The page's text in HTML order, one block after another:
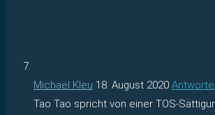
Michael Kleu 18. August 2020
Tao Tao spricht von einer TOS-